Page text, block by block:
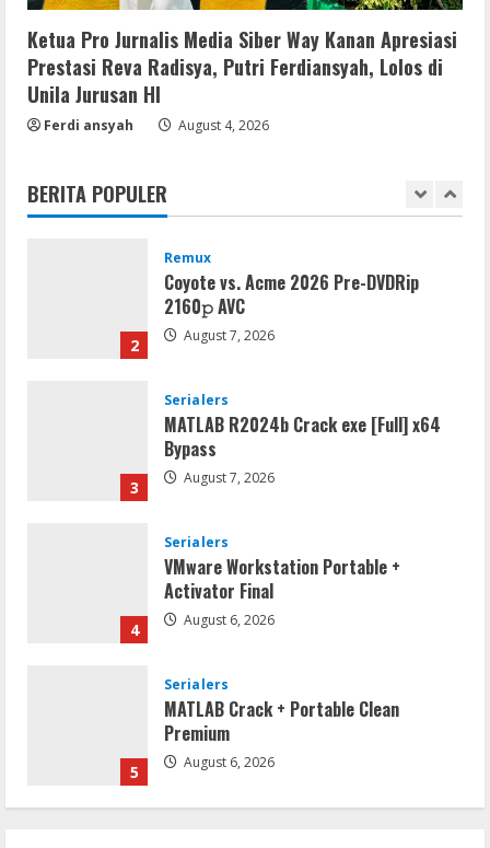
Ketua Pro Jurnalis Media Siber Way Kanan Apresiasi
Prestasi Reva Radisya, Putri Ferdiansyah, Lolos di
Unila Jurusan HI
Ferdi ansyah August 4, 2026
BERITA POPULER
5
Premium
August 6, 2026
1
FL Studio Portable + License Key
2
Coyote vs. Acme 2026 Pre-DVDRip
2160𝚙 AVC
August 7, 2026
3
MATLAB R2024b Crack exe [Full] x64
Bypass
August 7, 2026
4
VMware Workstation Portable +
Activator Final
5
MATLAB Crack + Portable Clean
Premium
Serialers